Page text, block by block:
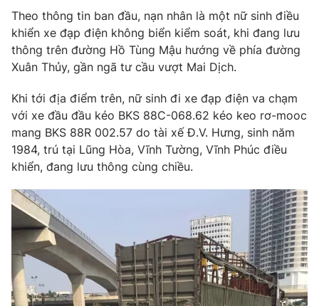
Thế giới đó đây
Câu chuyện quốc tế
Kinh tế
Tài chính
Thị trường
Góc doanh nghiệp
Dữ liệu và đời sống
Truyền hình
Phim VTV
Hậu trường
Nhân vật
Khán giả
Giải sao mai
Giải trí
Điện ảnh
Âm nhạc
Sao
Đời sống
Du lịch
Làm đẹp
Chất lượng cuộc sống
Giáo dục
Tuyển sinh
Học trực tuyến
Công nghệ
Hitech Công nghệ tương lai
Giao lưu trực tuyến
Theo thông tin ban đầu, nạn nhân là một nữ sinh điều
khiển xe đạp điện không biển kiểm soát, khi đang lưu
thông trên đường Hồ Tùng Mậu hướng về phía đường
Xuân Thủy, gần ngã tư cầu vượt Mai Dịch.
Khi tới địa điểm trên, nữ sinh đi xe đạp điện va chạm
với xe đầu đầu kéo BKS 88C-068.62 kéo keo rơ-mooc
mang BKS 88R 002.57 do tài xế Đ.V. Hưng, sinh năm
1984, trú tại Lũng Hòa, Vĩnh Tường, Vĩnh Phúc điều
khiển, đang lưu thông cùng chiều.